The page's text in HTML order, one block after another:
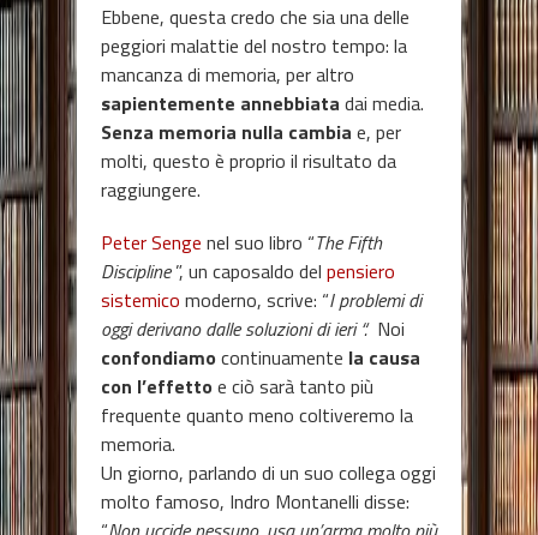
Ebbene, questa credo che sia una delle
peggiori malattie del nostro tempo: la
mancanza di memoria, per altro
sapientemente annebbiata dai media.
Senza memoria nulla cambia e, per
molti, questo è proprio il risultato da
raggiungere.
Peter Senge nel suo libro “The Fifth
Discipline”, un caposaldo del pensiero
sistemico moderno, scrive: “I problemi di
oggi derivano dalle soluzioni di ieri “. Noi
confondiamo continuamente la causa
con l’effetto e ciò sarà tanto più
frequente quanto meno coltiveremo la
memoria.
Un giorno, parlando di un suo collega oggi
molto famoso, Indro Montanelli disse: